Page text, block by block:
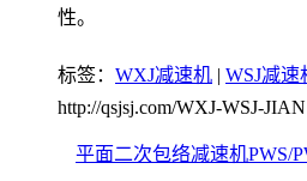
性。
标签： WXJ减速机 | WSJ减速
http://qsjsj.com/WXJ-WSJ-
平面二次包络减速机PWS/